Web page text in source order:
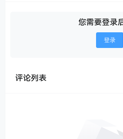
您需要登录
登录
评论列表